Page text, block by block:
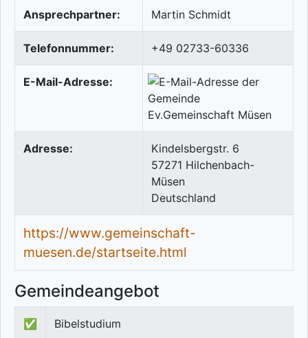
Ansprechpartner: Martin Schmidt
Telefonnummer: +49 02733-60336
E-Mail-Adresse:
Adresse:
Kindelsbergstr. 6
57271 Hilchenbach-
Müsen
Deutschland
https://www.gemeinschaft-
muesen.de/startseite.html
Gemeindeangebot
✅ Bibelstudium